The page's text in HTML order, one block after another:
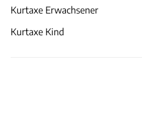
Kurtaxe Erwachsener
Kurtaxe Kind